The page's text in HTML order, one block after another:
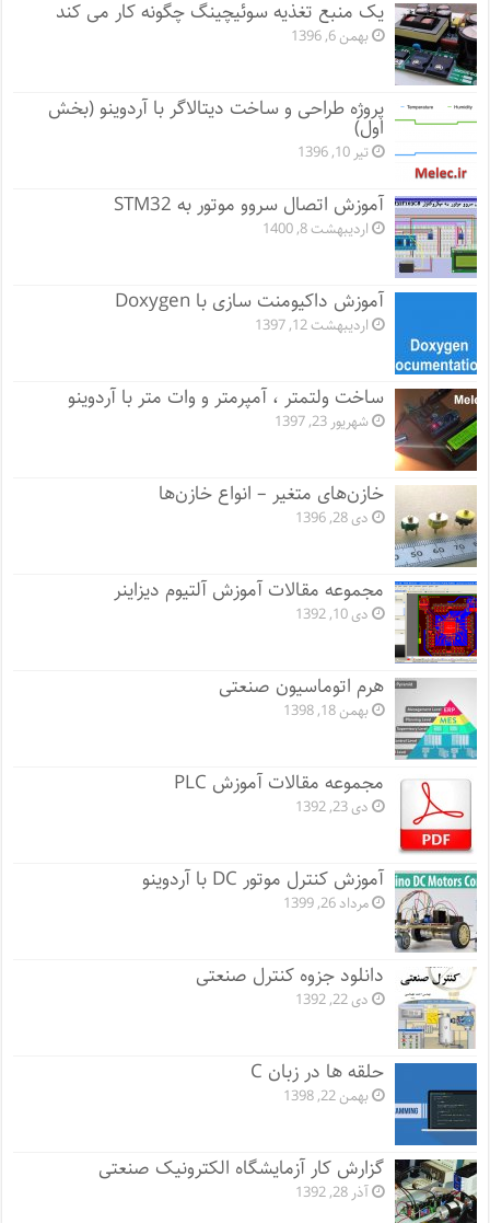
یک منبع تغذیه سوئیچینگ چگونه کار می کند
بهمن 6, 1396
پروژه طراحی و ساخت دیتالاگر با آردوینو (بخش
اول)
تیر 10, 1396
آموزش اتصال سروو موتور به STM32
اردیبهشت 8, 1400
آموزش داکیومنت سازی با Doxygen
اردیبهشت 12, 1397
ساخت ولتمتر ، آمپرمتر و وات متر با آردوینو
شهریور 23, 1397
خازن‌های متغیر – انواع خازن‌ها
دی 28, 1396
مجموعه مقالات آموزش آلتیوم دیزاینر
دی 10, 1392
هرم اتوماسیون صنعتی
بهمن 18, 1398
مجموعه مقالات آموزش PLC
دی 23, 1392
آموزش کنترل موتور DC با آردوینو
مرداد 26, 1399
دانلود جزوه کنترل صنعتی
دی 22, 1392
حلقه ها در زبان C
بهمن 22, 1398
گزارش کار آزمایشگاه الکترونیک صنعتی
آذر 28, 1392